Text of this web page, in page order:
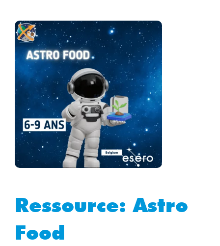
Ressource: Astro
Food